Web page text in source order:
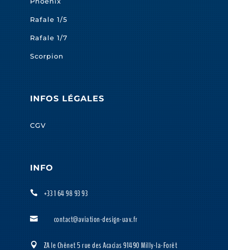
Rafale 1/5
Rafale 1/7
Scorpion
INFOS LÉGALES
CGV
INFO
 +33 1 64 98 93 93
 contact@aviation-design-uav.fr
 ZA le Chênet 5 rue des Acacias 91490 Milly-la-Forêt